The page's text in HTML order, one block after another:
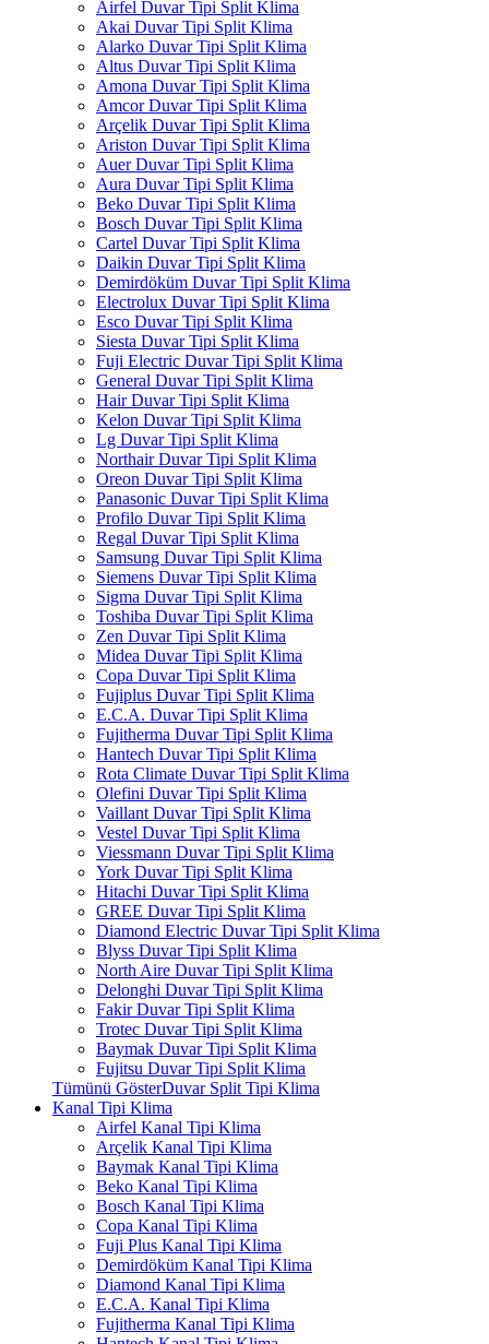
Airfel Duvar Tipi Split Klima
Akai Duvar Tipi Split Klima
Alarko Duvar Tipi Split Klima
Altus Duvar Tipi Split Klima
Amona Duvar Tipi Split Klima
Amcor Duvar Tipi Split Klima
Arçelik Duvar Tipi Split Klima
Ariston Duvar Tipi Split Klima
Auer Duvar Tipi Split Klima
Aura Duvar Tipi Split Klima
Beko Duvar Tipi Split Klima
Bosch Duvar Tipi Split Klima
Cartel Duvar Tipi Split Klima
Daikin Duvar Tipi Split Klima
Demirdöküm Duvar Tipi Split Klima
Electrolux Duvar Tipi Split Klima
Esco Duvar Tipi Split Klima
Siesta Duvar Tipi Split Klima
Fuji Electric Duvar Tipi Split Klima
General Duvar Tipi Split Klima
Hair Duvar Tipi Split Klima
Kelon Duvar Tipi Split Klima
Lg Duvar Tipi Split Klima
Northair Duvar Tipi Split Klima
Oreon Duvar Tipi Split Klima
Panasonic Duvar Tipi Split Klima
Profilo Duvar Tipi Split Klima
Regal Duvar Tipi Split Klima
Samsung Duvar Tipi Split Klima
Siemens Duvar Tipi Split Klima
Sigma Duvar Tipi Split Klima
Toshiba Duvar Tipi Split Klima
Zen Duvar Tipi Split Klima
Midea Duvar Tipi Split Klima
Copa Duvar Tipi Split Klima
Fujiplus Duvar Tipi Split Klima
E.C.A. Duvar Tipi Split Klima
Fujitherma Duvar Tipi Split Klima
Hantech Duvar Tipi Split Klima
Rota Climate Duvar Tipi Split Klima
Olefini Duvar Tipi Split Klima
Vaillant Duvar Tipi Split Klima
Vestel Duvar Tipi Split Klima
Viessmann Duvar Tipi Split Klima
York Duvar Tipi Split Klima
Hitachi Duvar Tipi Split Klima
GREE Duvar Tipi Split Klima
Diamond Electric Duvar Tipi Split Klima
Blyss Duvar Tipi Split Klima
North Aire Duvar Tipi Split Klima
Delonghi Duvar Tipi Split Klima
Fakir Duvar Tipi Split Klima
Trotec Duvar Tipi Split Klima
Baymak Duvar Tipi Split Klima
Fujitsu Duvar Tipi Split Klima
Tümünü GösterDuvar Split Tipi Klima
Kanal Tipi Klima
Airfel Kanal Tipi Klima
Arçelik Kanal Tipi Klima
Baymak Kanal Tipi Klima
Beko Kanal Tipi Klima
Bosch Kanal Tipi Klima
Copa Kanal Tipi Klima
Fuji Plus Kanal Tipi Klima
Demirdöküm Kanal Tipi Klima
Diamond Kanal Tipi Klima
E.C.A. Kanal Tipi Klima
Fujitherma Kanal Tipi Klima